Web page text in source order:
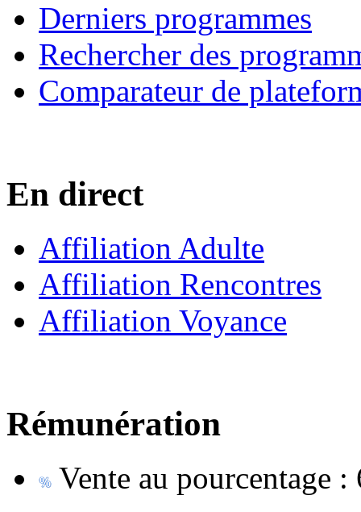
Derniers programmes
Rechercher des
Comparateur de
En direct
Affiliation Adulte
Affiliation Rencontres
Affiliation Voyance
Rémunération
Vente au pourcentage :